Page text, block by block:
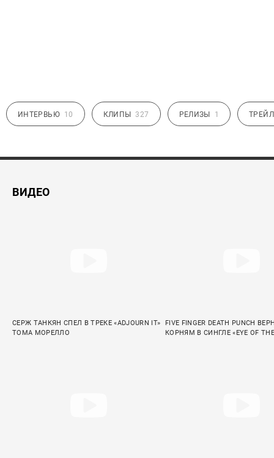
ИНТЕРВЬЮ 10 КЛИПЫ 327 РЕЛИЗЫ 1
ВИДЕО
СЕРЖ ТАНКЯН СПЕЛ В ТРЕКЕ «ADJOURN IT»
ТОМА МОРЕЛЛО
FIVE FINGER DEATH PUNCH
КОРНЯМ В СИНГЛЕ «EYE OF